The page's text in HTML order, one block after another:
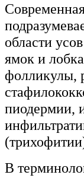
области
ямок и
фолликулы,
пиодермии,
В